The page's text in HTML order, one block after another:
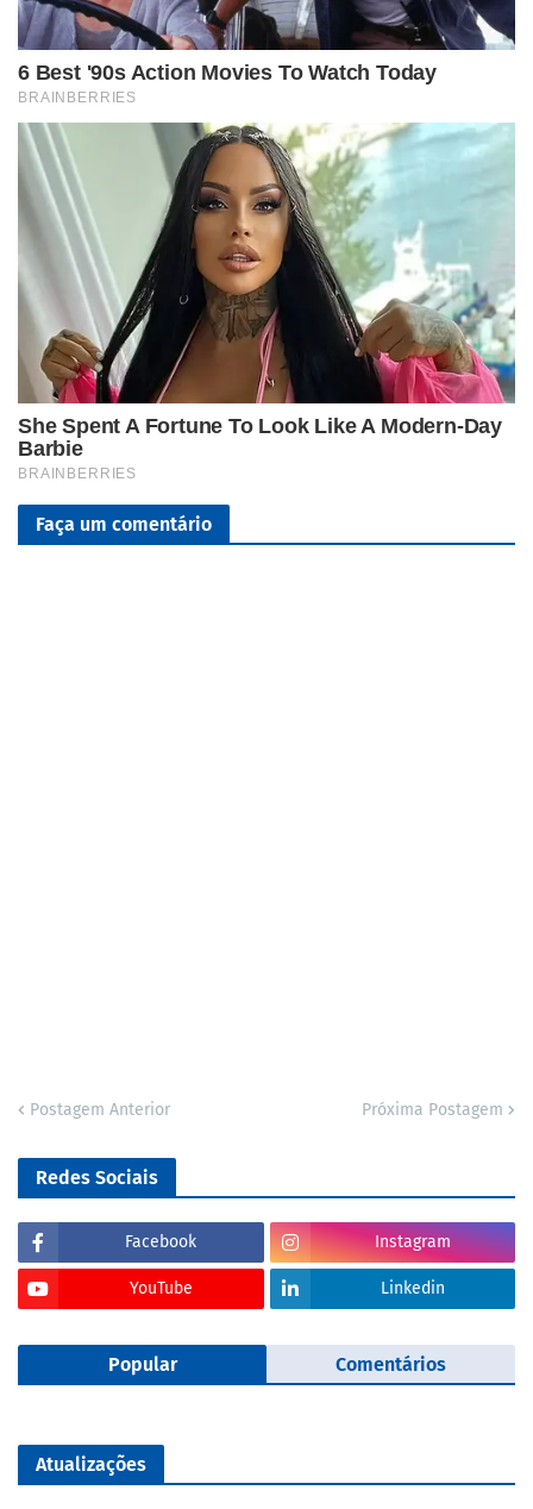
Faça um comentário
Postagem Anterior Próxima Postagem
Redes Sociais
Facebook Instagram
YouTube Linkedin
Popular Comentários
Atualizações